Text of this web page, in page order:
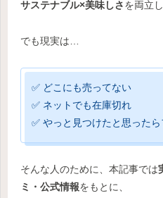
サステナブル×美味しさを両立
でも現実は…
✅ どこにも売ってない
✅ ネットでも在庫切れ
✅ やっと見つけたと思った
そんな人のために、本記事では
ミ・公式情報をもとに、